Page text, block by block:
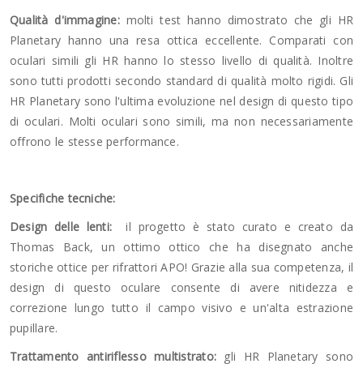
Qualità d'immagine: molti test hanno dimostrato che gli HR
Planetary hanno una resa ottica eccellente. Comparati con
oculari simili gli HR hanno lo stesso livello di qualità. Inoltre
sono tutti prodotti secondo standard di qualità molto rigidi. Gli
HR Planetary sono l'ultima evoluzione nel design di questo tipo
di oculari. Molti oculari sono simili, ma non necessariamente
offrono le stesse performance.
Specifiche tecniche:
Design delle lenti:
il progetto è stato curato e creato da
Thomas Back, un ottimo ottico che ha disegnato anche
storiche ottice per rifrattori APO! Grazie alla sua competenza, il
design di questo oculare consente di avere nitidezza e
correzione lungo tutto il campo visivo e un'alta estrazione
pupillare.
Trattamento antiriflesso multistrato: gli HR Planetary sono